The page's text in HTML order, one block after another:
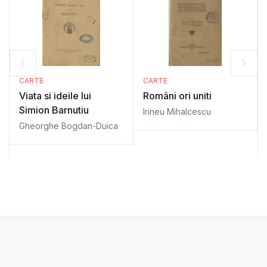
CARTE
Viata si ideile lui
Simion Barnutiu
Gheorghe Bogdan-Duica
CARTE
Români ori uniti
Irineu Mihalcescu